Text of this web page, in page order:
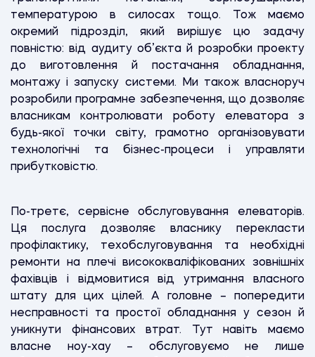
температурою в силосах тощо. Тож маємо
окремий підрозділ, який вирішує цю задачу
повністю: від аудиту об’єкта й розробки проекту
до виготовлення й постачання обладнання,
монтажу і запуску системи. Ми також власноруч
розробили програмне забезпечення, що дозволяє
власникам контролювати роботу елеватора з
будь-якої точки світу, грамотно організовувати
технологічні та бізнес-процеси і управляти
прибутковістю.
По-третє, сервісне обслуговування елеваторів.
Ця послуга дозволяє власнику перекласти
профілактику, техобслуговування та необхідні
ремонти на плечі висококваліфікованих зовнішніх
фахівців і відмовитися від утримання власного
штату для цих цілей. А головне – попередити
несправності та простої обладнання у сезон й
уникнути фінансових втрат. Тут навіть маємо
власне ноу-хау – обслуговуємо не лише